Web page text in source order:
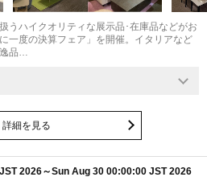
うハイクオリティな展示品･在庫品などがお
度の決算フェア」を開催。イタリアなど
逸品…
詳細を見る
2026～Sun Aug 30 00:00:00 JST 2026